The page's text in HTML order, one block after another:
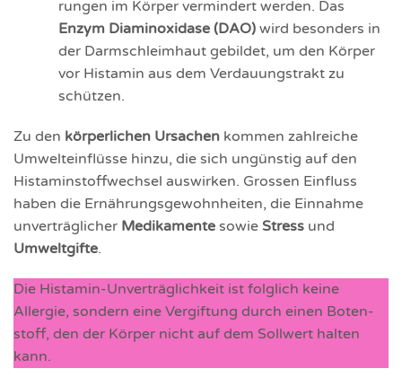
rungen im Körper vermindert werden. Das
Enzym Diamin­oxidase (DAO) wird besonders in
der Darm­schleim­haut gebildet, um den Körper
vor Histamin aus dem Verdau­ungs­trakt zu
schützen.
Zu den körperlichen Ursachen kommen zahlreiche
Umwelt­einflüsse hinzu, die sich ungünstig auf den
Histamin­stoff­wechsel auswirken. Grossen Einfluss
haben die Ernährungs­gewohn­heiten, die Einnahme
unverträglicher Medikamente sowie Stress und
Umwelt­gifte.
Die Histamin-Unverträg­lichkeit ist folglich keine
Allergie, sondern eine Vergiftung durch einen Boten­
stoff, den der Körper nicht auf dem Sollwert halten
kann.